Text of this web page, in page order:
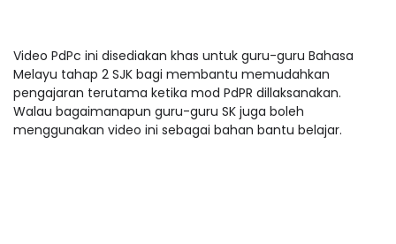
Video PdPc ini disediakan khas untuk guru-guru Bahasa
Melayu tahap 2 SJK bagi membantu memudahkan
pengajaran terutama ketika mod PdPR dillaksanakan.
Walau bagaimanapun guru-guru SK juga boleh
menggunakan video ini sebagai bahan bantu belajar.